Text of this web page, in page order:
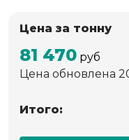
Цена за тонну
81 470 руб
Цена обновлена
Итого: